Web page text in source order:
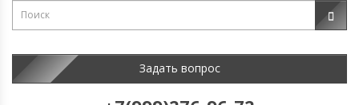
Задать вопрос